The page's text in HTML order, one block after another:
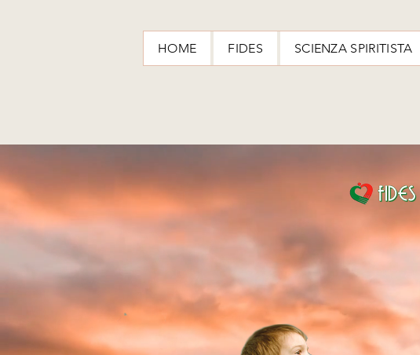
HOME FIDES SCIENZA SPIRITISTA